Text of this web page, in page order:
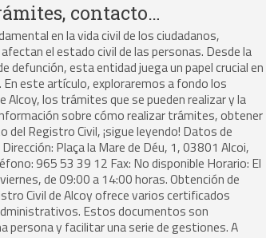
contacto…
en la vida civil de los ciudadanos,
el estado civil de las personas. Desde la
esta entidad juega un papel crucial en
este artículo, exploraremos a fondo los
los trámites que se pueden realizar y la
sobre cómo realizar trámites, obtener
Registro Civil, ¡sigue leyendo! Datos de
Plaça la Mare de Déu, 1, 03801 Alcoi,
965 53 39 12 Fax: No disponible Horario: El
de 09:00 a 14:00 horas. Obtención de
Civil de Alcoy ofrece varios certificados
Estos documentos son
persona y facilitar una serie de gestiones. A